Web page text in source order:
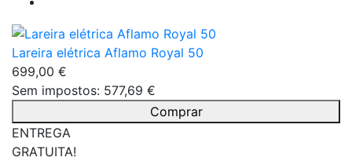
Lareira elétrica Aflamo Royal 50
699,00 €
Sem impostos: 577,69 €
Comprar
ENTREGA
GRATUITA!